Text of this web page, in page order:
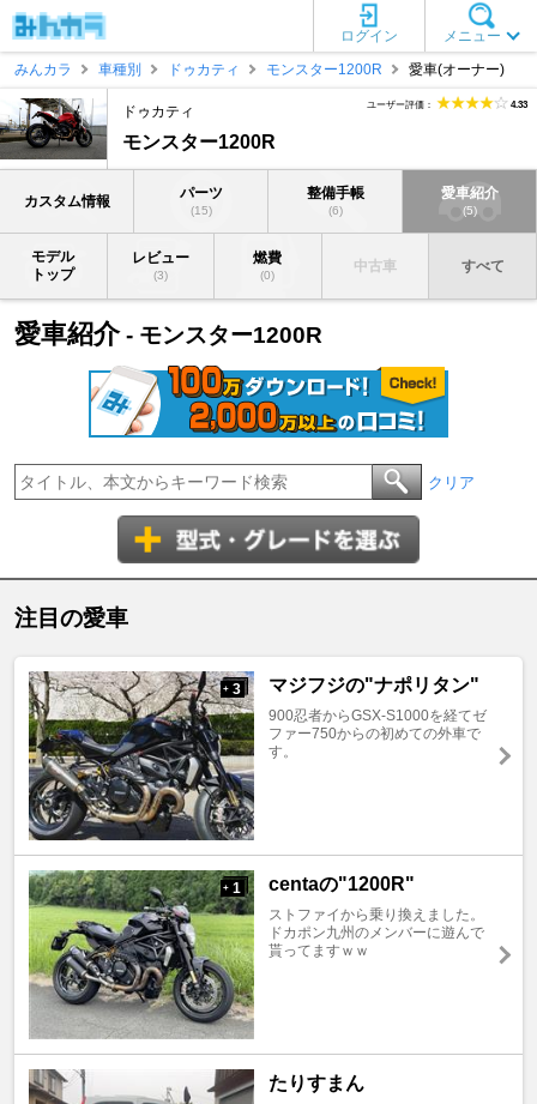
メニュー
ログイン
みんカラ
車種別 ドゥカティ モンスター1200R 愛車(オーナー)
ドゥカティ
モンスター1200R
ユーザー評価： 4.33
カスタム情報 パーツ
(15)
整備手帳
(6)
愛車紹介
(5)
モデル
トップ
レビュー
(3)
燃費
(0)
中古車 すべて
愛車紹介- モンスター1200R
クリア
注目の愛車
+ 3 マジフジの"ナポリタン"
900忍者からGSX-S1000を経てゼ
ファー750からの初めての外車で
す。
+ 1 centaの"1200R"
ストファイから乗り換えました。
ドカポン九州のメンバーに遊んで
貰ってますｗｗ
たりすまん